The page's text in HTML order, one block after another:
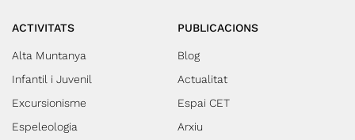
ACTIVITATS
Alta Muntanya
Infantil i Juvenil
Excursionisme
Espeleologia
PUBLICACIONS
Blog
Actualitat
Espai CET
Arxiu